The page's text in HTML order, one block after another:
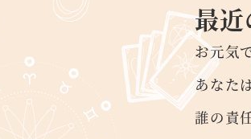
最
お元気
あなた
誰の責